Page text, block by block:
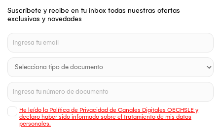
Suscríbete y recibe en tu inbox todas nuestras ofertas
exclusivas y novedades
He leído la Política de Privacidad de Canales Digitales OECHSLE y
declaro haber sido informado sobre el tratamiento de mis datos
personales.